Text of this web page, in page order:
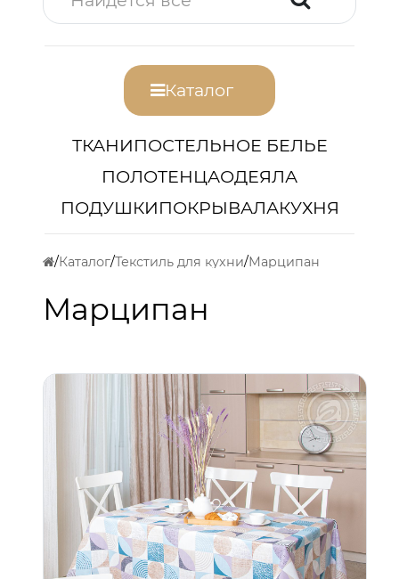
Каталог
ТКАНИПОСТЕЛЬНОЕ БЕЛЬЕ
ПОЛОТЕНЦАОДЕЯЛА
ПОДУШКИПОКРЫВАЛАКУХНЯ
Каталог Текстиль для кухни Марципан
Марципан